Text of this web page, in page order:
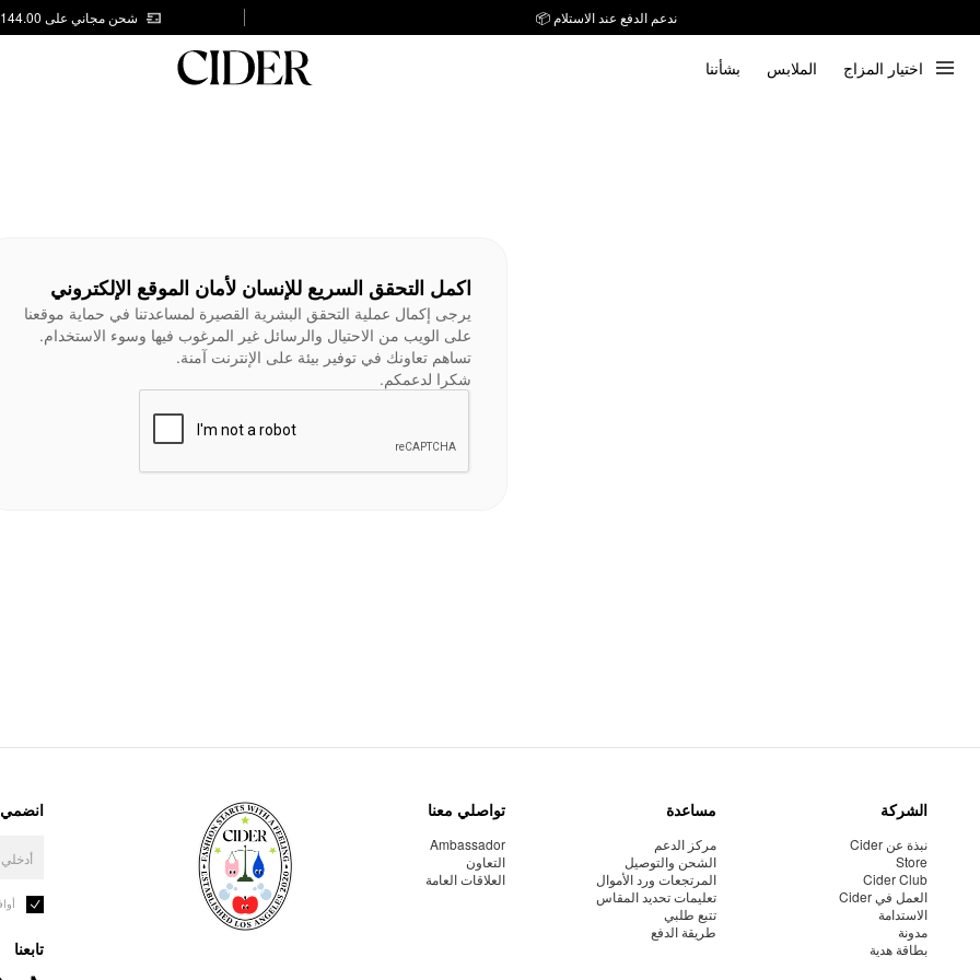
ندعم الدفع عند الاستلام 📦 شحن مجاني على AED 144.00
اختيار المزاج الملابس بشأننا
اكمل التحقق السريع للإنسان لأمان الموقع الإلكتروني
يرجى إكمال عملية التحقق البشرية القصيرة لمساعدتنا في حماية موقعنا
على الويب من الاحتيال والرسائل غير المرغوب فيها وسوء الاستخدام.
تساهم تعاونك في توفير بيئة على الإنترنت آمنة.
شكرا لدعمكم.
الشركة
نبذة عن Cider
Store
Cider Club
العمل في Cider
الاستدامة
مدونة
بطاقة هدية
مساعدة
مركز الدعم
الشحن والتوصيل
المرتجعات ورد الأموال
تعليمات تحديد المقاس
تتبع طلبي
طريقة الدفع
تواصلي معنا
Ambassador
التعاون
العلاقات العامة
انضمي
تابعنا